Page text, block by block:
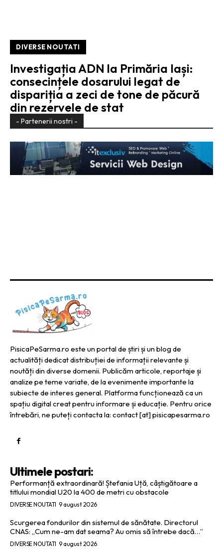
DIVERSE NOUTATI
Investigația ADN la Primăria Iași:
consecințele dosarului legat de
dispariția a zeci de tone de păcură
din rezervele de stat
- Partenerii nostri -
PisicaPeSarma.ro este un portal de știri și un blog de
actualități dedicat distribuției de informații relevante și
noutăți din diverse domenii. Publicăm articole, reportaje și
analize pe teme variate, de la evenimente importante la
subiecte de interes general. Platforma funcționează ca un
spațiu digital creat pentru informare și educație. Pentru orice
întrebări, ne puteți contacta la: contact [at] pisicapesarma.ro
Ultimele postari:
Performanță extraordinară! Ștefania Uță, câștigătoare a
titlului mondial U20 la 400 de metri cu obstacole
DIVERSE NOUTATI 9 august 2026
Scurgerea fondurilor din sistemul de sănătate. Directorul
CNAS: „Cum ne-am dat seama? Au omis să întrebe dacă…”
DIVERSE NOUTATI 9 august 2026